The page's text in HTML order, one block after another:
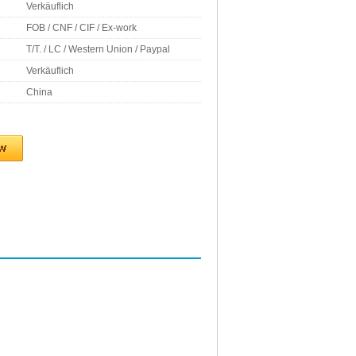
Verkäuflich
FOB / CNF / CIF / Ex-work
T/T. / LC / Western Union / Paypal
Verkäuflich
China